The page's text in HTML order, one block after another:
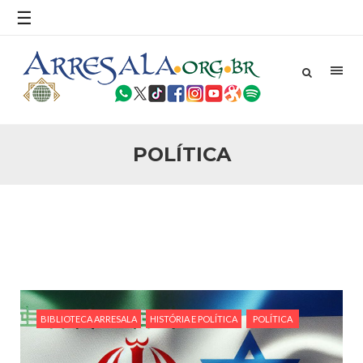
☰
POLÍTICA
ex-combatente) Senhor presidente: Conte a verdade ao
25 DE SETEMBRO DE 2010
Necessárias Considerações Sobre o
de setembro e a subseqüente agressão americana ao
Afeganistão. As Raízes do Conflito Os atentados a Nova
23 DE SETEMBRO DE 2014
Os Versículos Sagrados
Resposta ao livro “Os versículos Satânicos” de Salman
Rushdie NOTA INTRODUTÓRIA COMO NASCEU A
VERSÃO PORTUGUESA DESSE LIVRO Numa ocasião em
BIBLIOTECA ARRESALA HISTÓRIA E POLÍTICA POLÍTICA